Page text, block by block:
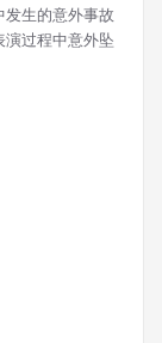
生的意外事故
过程中意外坠